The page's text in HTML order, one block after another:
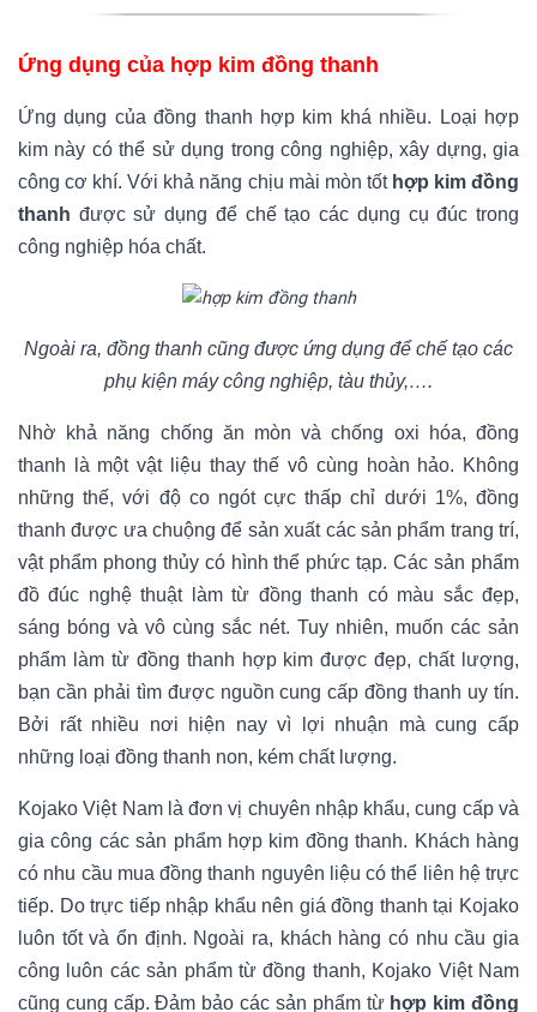
Ứng dụng của hợp kim đồng thanh
Ứng dụng của đồng thanh hợp kim khá nhiều. Loại hợp
kim này có thể sử dụng trong công nghiệp, xây dựng, gia
công cơ khí. Với khả năng chịu mài mòn tốt hợp kim đồng
thanh được sử dụng để chế tạo các dụng cụ đúc trong
công nghiệp hóa chất.
Ngoài ra, đồng thanh cũng được ứng dụng để chế tạo các
phụ kiện máy công nghiệp, tàu thủy,….
Nhờ khả năng chống ăn mòn và chống oxi hóa, đồng
thanh là một vật liệu thay thế vô cùng hoàn hảo. Không
những thế, với độ co ngót cực thấp chỉ dưới 1%, đồng
thanh được ưa chuộng để sản xuất các sản phẩm trang trí,
vật phẩm phong thủy có hình thể phức tạp. Các sản phẩm
đồ đúc nghệ thuật làm từ đồng thanh có màu sắc đẹp,
sáng bóng và vô cùng sắc nét. Tuy nhiên, muốn các sản
phẩm làm từ đồng thanh hợp kim được đẹp, chất lượng,
bạn cần phải tìm được nguồn cung cấp đồng thanh uy tín.
Bởi rất nhiều nơi hiện nay vì lợi nhuận mà cung cấp
những loại đồng thanh non, kém chất lượng.
Kojako Việt Nam là đơn vị chuyên nhập khẩu, cung cấp và
gia công các sản phẩm hợp kim đồng thanh. Khách hàng
có nhu cầu mua đồng thanh nguyên liệu có thể liên hệ trực
tiếp. Do trực tiếp nhập khẩu nên giá đồng thanh tại Kojako
luôn tốt và ổn định. Ngoài ra, khách hàng có nhu cầu gia
công luôn các sản phẩm từ đồng thanh, Kojako Việt Nam
cũng cung cấp. Đảm bảo các sản phẩm từ hợp kim đồng